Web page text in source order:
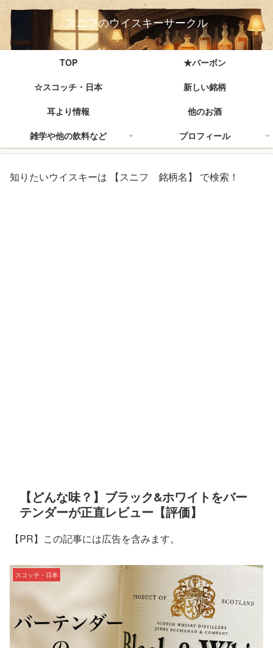
スニフのウイスキーサークル
TOP
★バーボン
☆スコッチ・日本
新しい銘柄
耳より情報
他のお酒
雑学や他の飲料など
プロフィール
知りたいウイスキーは 【スニフ 銘柄名】 で検索！
【どんな味？】ブラック&ホワイトをバー
テンダーが正直レビュー【評価】
【PR】この記事には広告を含みます。
スコッチ・日本